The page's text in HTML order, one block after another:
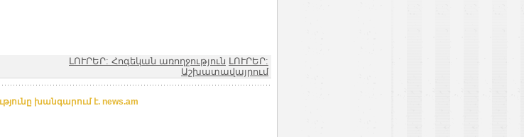
ԼՈՒՐԵՐ: Հոգեկան առողջություն ԼՈՒՐԵՐ:
Աշխատավայրում
խանգարում է. news.am